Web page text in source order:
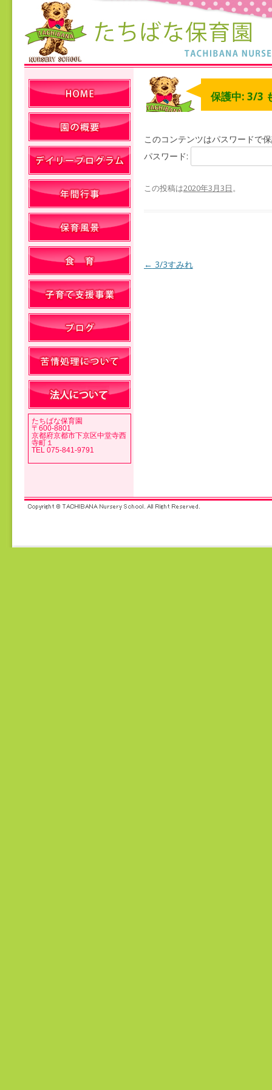
保護中: 3/3
このコンテンツはパスワードで
パスワード:
この投稿は2020年3月3日。
投稿ナビゲーション
← 3/3すみれ
たちばな保育園
〒600-8801
京都府京都市下京区中堂寺西
寺町１
TEL 075-841-9791